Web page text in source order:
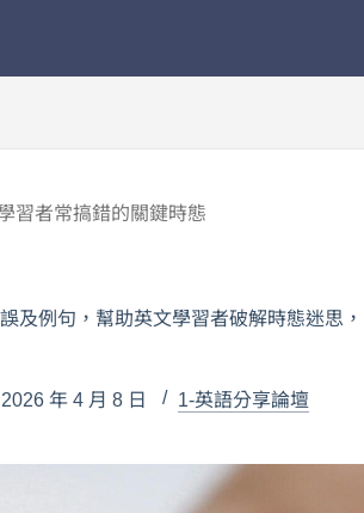
習者常搞錯的關鍵時態
及例句，幫助英文學習者破解時態迷思，
年 4 月 8 日 1-英語分享論壇